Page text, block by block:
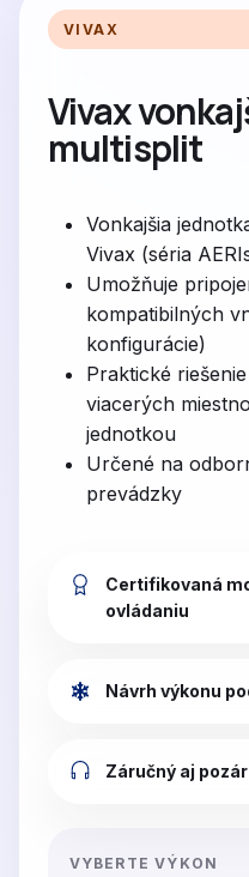
VIVAX
Vivax
multisplit
Vonkajšia
Vivax (séria
Umožňuje
kompatibilných
konfigurácie)
Praktické
viacerých
jednotkou
Určené na
prevádzky
Certifikovaná
ovládaniu
Návrh výkonu
Záručný aj
VYBERTE VÝKON